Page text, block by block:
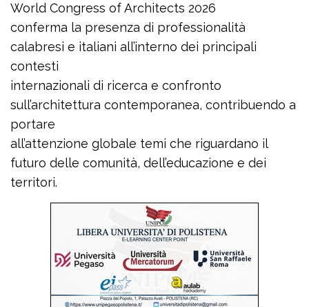
World Congress of Architects 2026
conferma la presenza di professionalità
calabresi e italiani all’interno dei principali
contesti
internazionali di ricerca e confronto
sull’architettura contemporanea, contribuendo a
portare
all’attenzione globale temi che riguardano il
futuro delle comunità, dell’educazione e dei
territori.